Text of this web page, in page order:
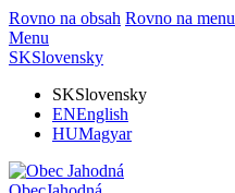
Rovno na obsah Rovno na menu
Menu
SKSlovensky
SKSlovensky
ENEnglish
HUMagyar